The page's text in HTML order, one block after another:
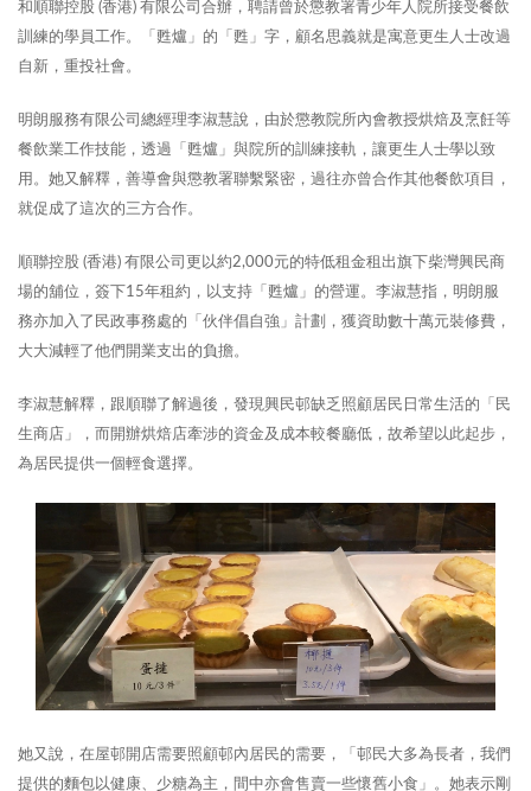
和順聯控股 (香港) 有限公司合辦，聘請曾於懲教署青少年人院所接受餐飲
訓練的學員工作。「甦爐」的「甦」字，顧名思義就是寓意更生人士改過
自新，重投社會。
明朗服務有限公司總經理李淑慧說，由於懲教院所內會教授烘焙及烹飪等
餐飲業工作技能，透過「甦爐」與院所的訓練接軌，讓更生人士學以致
用。她又解釋，善導會與懲教署聯繫緊密，過往亦曾合作其他餐飲項目，
就促成了這次的三方合作。
順聯控股 (香港) 有限公司更以約2,000元的特低租金租出旗下柴灣興民商
場的舖位，簽下15年租約，以支持「甦爐」的營運。李淑慧指，明朗服
務亦加入了民政事務處的「伙伴倡自強」計劃，獲資助數十萬元裝修費，
大大減輕了他們開業支出的負擔。
李淑慧解釋，跟順聯了解過後，發現興民邨缺乏照顧居民日常生活的「民
生商店」，而開辦烘焙店牽涉的資金及成本較餐廳低，故希望以此起步，
為居民提供一個輕食選擇。
她又說，在屋邨開店需要照顧邨內居民的需要，「邨民大多為長者，我們
提供的麵包以健康、少糖為主，間中亦會售賣一些懷舊小食」。她表示剛